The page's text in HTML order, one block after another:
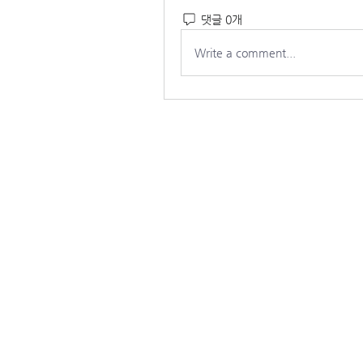
댓글 0개
Write a comment...